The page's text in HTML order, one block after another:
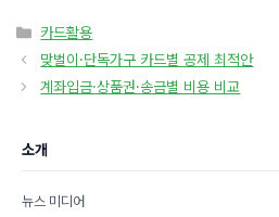
카
테
리
카드활용
맞벌이·단독가구 카드별 공제 최적안
계좌입금·상품권·송금별 비용 비교
소개
뉴스 미디어